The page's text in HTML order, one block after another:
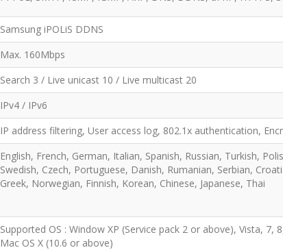
Samsung iPOLiS DDNS
Max. 160Mbps
Search 3 / Live unicast 10 / Live multicast 20
IPv4 / IPv6
IP address filtering, User access log, 802.1x authentication,
English, French, German, Italian, Spanish, Russian, Turkish,
Swedish, Czech, Portuguese, Danish, Rumanian, Serbian,
Greek, Norwegian, Finnish, Korean, Chinese, Japanese, Thai
Supported OS : Window XP (Service pack 2 or above), Vista, 7,
Mac OS X (10.6 or above)